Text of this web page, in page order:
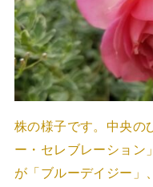
株の様子です。中央の
ー・セレブレーション
が「ブルーデイジー」